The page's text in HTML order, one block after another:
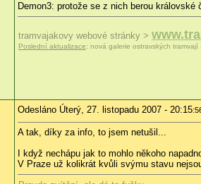
Demon3: protože se z nich berou
tramvajakovy webové stránky >
Poslední aktualizace: nová galerie ostravských
Odesláno Úterý, 27. listopadu 2007 - 20:15
A tak, díky za info, to jsem netušil...
I když nechápu jak to mohlo někoho
V Praze už kolikrát kvůli svýmu stavu